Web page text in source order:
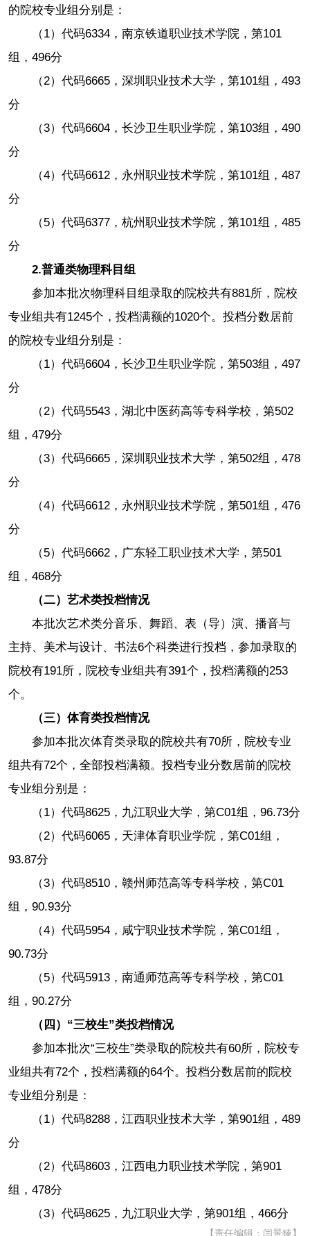
的院校专业组分别是：
（1）代码6334，南京铁道职业技术学院，第101
组，496分
（2）代码6665，深圳职业技术大学，第101组，493
分
（3）代码6604，长沙卫生职业学院，第103组，490
分
（4）代码6612，永州职业技术学院，第101组，487
分
（5）代码6377，杭州职业技术学院，第101组，485
分
2.普通类物理科目组
参加本批次物理科目组录取的院校共有881所，院校
专业组共有1245个，投档满额的1020个。投档分数居前
的院校专业组分别是：
（1）代码6604，长沙卫生职业学院，第503组，497
分
（2）代码5543，湖北中医药高等专科学校，第502
组，479分
（3）代码6665，深圳职业技术大学，第502组，478
分
（4）代码6612，永州职业技术学院，第501组，476
分
（5）代码6662，广东轻工职业技术大学，第501
组，468分
（二）艺术类投档情况
本批次艺术类分音乐、舞蹈、表（导）演、播音与
主持、美术与设计、书法6个科类进行投档，参加录取的
院校有191所，院校专业组共有391个，投档满额的253
个。
（三）体育类投档情况
参加本批次体育类录取的院校共有70所，院校专业
组共有72个，全部投档满额。投档专业分数居前的院校
专业组分别是：
（1）代码8625，九江职业大学，第C01组，96.73分
（2）代码6065，天津体育职业学院，第C01组，
93.87分
（3）代码8510，赣州师范高等专科学校，第C01
组，90.93分
（4）代码5954，咸宁职业技术学院，第C01组，
90.73分
（5）代码5913，南通师范高等专科学校，第C01
组，90.27分
（四）“三校生”类投档情况
参加本批次“三校生”类录取的院校共有60所，院校专
业组共有72个，投档满额的64个。投档分数居前的院校
专业组分别是：
（1）代码8288，江西职业技术大学，第901组，489
分
（2）代码8603，江西电力职业技术学院，第901
组，478分
（3）代码8625，九江职业大学，第901组，466分
【责任编辑：闫景臻】